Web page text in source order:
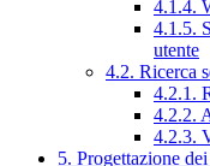
4.1.4.
4.1.5.
utente
4.2. Ricerca
4.2.1.
4.2.2.
4.2.3.
5. Progettazione